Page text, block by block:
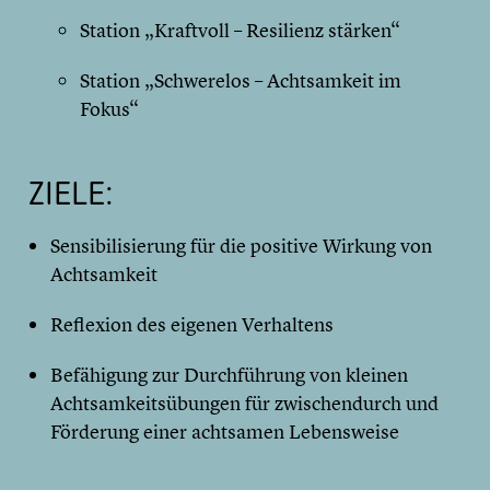
Station „Kraftvoll – Resilienz stärken“
Station „Schwerelos – Achtsamkeit im
Fokus“
ZIELE:
Sensibilisierung für die positive Wirkung von
Achtsamkeit
Reflexion des eigenen Verhaltens
Befähigung zur Durchführung von kleinen
Achtsamkeitsübungen für zwischendurch und
Förderung einer achtsamen Lebensweise